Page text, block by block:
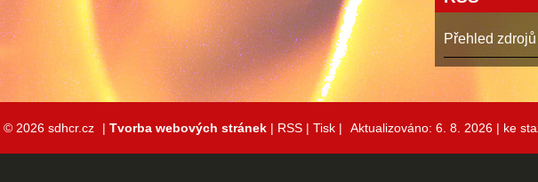
Přehled zdrojů
© 2026 sdhcr.cz | Tvorba webových stránek | RSS | Tisk | Aktualizováno: 6. 8. 2026 | ke